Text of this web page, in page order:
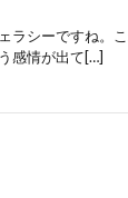
シーですね。
感情が出て[…]